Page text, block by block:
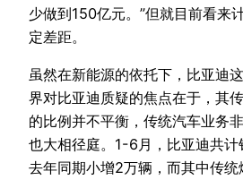
少做到150亿元。”但就目前看来
定差距。
虽然在新能源的依托下，比亚迪
界对比亚迪质疑的焦点在于，其
的比例并不平衡，传统汽车业务
也大相径庭。1-6月，比亚迪共
去年同期小增2万辆，而其中传